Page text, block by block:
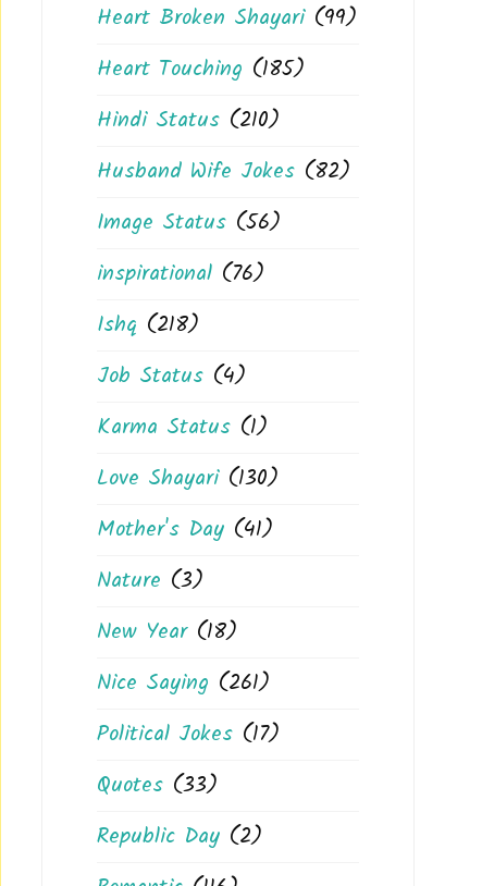
Heart Broken Shayari(99)
Heart Touching (185)
Hindi Status(210)
Husband Wife Jokes(82)
Image Status(56)
inspirational(76)
Ishq (218)
Job Status(4)
Karma Status(1)
Love Shayari(130)
Mother's Day(41)
Nature (3)
New Year(18)
Nice Saying (261)
Political Jokes(17)
Quotes(33)
Republic Day(2)